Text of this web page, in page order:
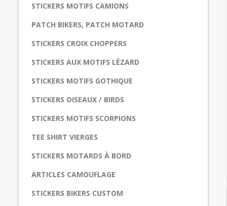
STICKERS MOTIFS CAMIONS
PATCH BIKERS, PATCH MOTARD
STICKERS CROIX CHOPPERS
STICKERS AUX MOTIFS LÉZARD
STICKERS MOTIFS GOTHIQUE
STICKERS OISEAUX / BIRDS
STICKERS MOTIFS SCORPIONS
TEE SHIRT VIERGES
STICKERS MOTARDS À BORD
ARTICLES CAMOUFLAGE
STICKERS BIKERS CUSTOM